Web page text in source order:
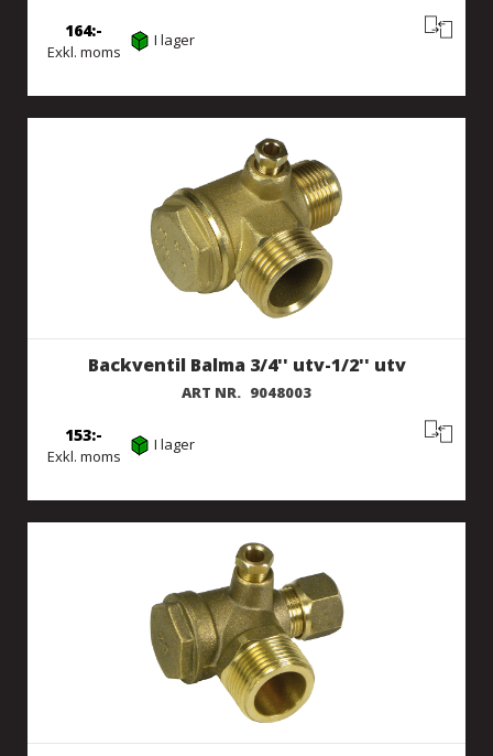
Exkl. moms
164 I lager
Backventil Balma 3/4'' utv-1/2'' utv
ART NR. 9048003
Exkl. moms
153 I lager